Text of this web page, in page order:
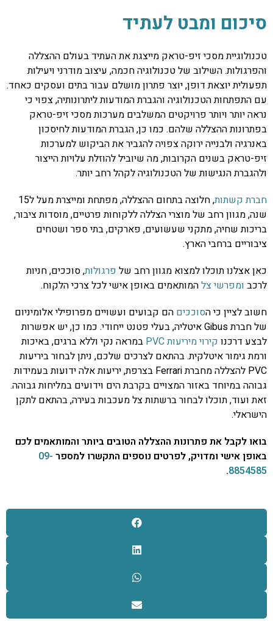
סיכום ומבט לעתיד
טכנולוגיית מסכי זיפ-טראק מייצגת את העתיד בעולם ההצללה
והפרגולות. השילוב של טכנולוגיה חכמה, עיצוב מודרני ויעילות
תפעולית יוצאת דופן, יוצר פתרון מושלם עבור בתים ועסקים כאחד.
עם התפתחות הטכנולוגיה והגברת המודעות ליתרונותיה, צפוי כי
נראה יותר ויותר פרויקטים המשלבים מערכות מסכי זיפ-טראק
בפתרונות ההצללה שלהם. כמו כן, הגברת המודעות לחיסכון
באנרגיה ולבנייה ירוקה צפויה להגביר את הביקוש למערכות
זיפ-טראק בשנים הקרובות, מה שיוביל להוזלת עלויות הייצור
ולהגברת הנגישות של הטכנולוגיה לקהל רחב יותר.
חברת קשתות
, חלוצה בתחום ההצללה, מפתחת ומייצרת מעל ל15
שנה, מגוון רחב של מוצרי הצללה ללקוחות פרטיים, מוסדות ציבור,
בריכות שחיה, מתקני שעשועים, פארקים, בתי ספר ושטחים
ציבוריים ברחבי הארץ.
כאן אצלנו תוכלו למצוא מגוון רחב של פרגולות, סוככים, חניות
לרכב ומפרשי צלהמותאמים באופן אישי לכל צרכי הלקוח.
חשוב לציין כי הסוככים הם קבועים ועשויים מפרופילי אלומיניום
של חברת Gibus איטליה, בעלי פטנט ייחודי. כמו כן, יש אפשרות
לבצע דרכנו קירוי מיריעות PVC
במראה נקי וללא ברגים, באיכות
ורמת גימור איטלקית. בהתאם לצרכים שלכם, ניתן לבחור ביריעות
PVC להצללה מחברת Ferrari בצרפת, יריעות אלה ידועות בעמידות
גבוהה במיוחד באזור המצויים בקרבת הים וידועים במליחות גבוהה.
זאת ועוד, תוכלו לבחור ברשתות צל מעכבות בעירה, בהתאם לתקן
הישראלי.
בואו לקבל את פתרונות ההצללה הטובים ביותר והמותאמים לכם
באופן אישי ומדויק, לפרטים נוספים התקשרו למספר 09-
8854585
.